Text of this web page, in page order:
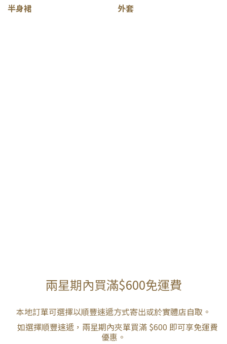
半身裙 外套
兩星期內買滿$600免運費
本地訂單可選擇以順豐速遞方式寄出或於實體店自取。
如選擇順豐速遞，兩星期內夾單買滿 $600 即可享免運費
優惠。